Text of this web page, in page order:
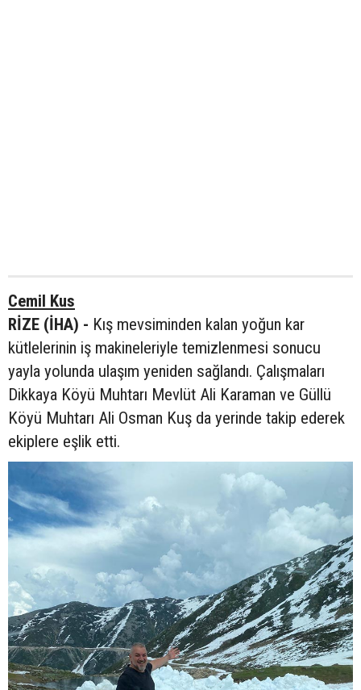
Cemil Kus
RİZE (İHA) - Kış mevsiminden kalan yoğun kar
kütlelerinin iş makineleriyle temizlenmesi sonucu
yayla yolunda ulaşım yeniden sağlandı. Çalışmaları
Dikkaya Köyü Muhtarı Mevlüt Ali Karaman ve Güllü
Köyü Muhtarı Ali Osman Kuş da yerinde takip ederek
ekiplere eşlik etti.